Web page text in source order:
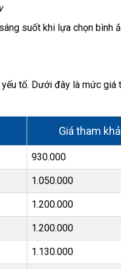
suốt khi lựa chọn bình
tố. Dưới đây là mức giá
Giá tham
930.000
1.050.000
1.200.000
1.200.000
1.130.000